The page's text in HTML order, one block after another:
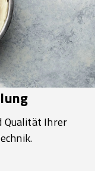
Qualität Ihrer